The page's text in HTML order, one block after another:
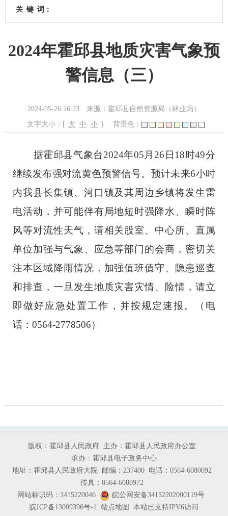
关 键 词：
2024年霍邱县地质灾害气象预
警信息（三）
2024-05-26 16:23
来源：霍邱县自然资源局（林业局）
文字大小：[ 大 中 小 ] 背景色：
据霍邱县气象台2024年05 月 26 日 18 时49分
继续发布强对流黄色预警信号。预计未来6小时
内我县长集镇、河口镇及其周边乡镇将发生雷
电活动，并可能伴有局地短时强降水、瞬时阵
风等对流性天气， 请相关股室、中心所、直属
单位加强与气象、应急等部门的会商，密切关
注本区域降雨情况，加强值班值守、隐患巡查
和排查，一旦发生地质灾害灾情、险情，请立
即做好应急处置工作，并按规定速报。（电
话 ：0564-2778506）
版权：霍邱县人民政府 主办：霍邱县人民政府办公室
承办：霍邱县电子政务中心
地址：霍邱县人民政府大院 邮编：237400 电话：0564-6080092
传真：0564-6080972
网站标识码：3415220046
皖公网安备34152202000119号
皖ICP备13009396号-1 站点地图 本站已支持IPV6访问